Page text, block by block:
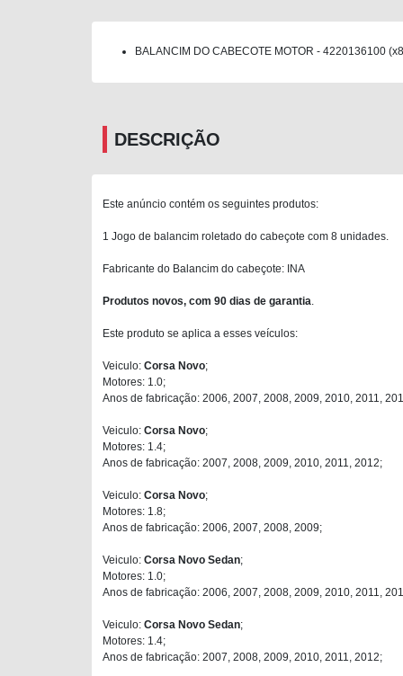
BALANCIM DO CABECOTE MOTOR - 4220136100
DESCRIÇÃO
Este anúncio contém os seguintes produtos:
1 Jogo de balancim roletado do cabeçote com 8 unidades.
Fabricante do Balancim do cabeçote: INA
Produtos novos, com 90 dias de garantia
Este produto se aplica a esses veículos:
Veiculo: Corsa Novo;
Motores: 1.0;
Anos de fabricação: 2006, 2007, 2008, 2009, 2010, 2011,
Veiculo: Corsa Novo;
Motores: 1.4;
Anos de fabricação: 2007, 2008, 2009, 2010, 2011, 2012;
Veiculo: Corsa Novo;
Motores: 1.8;
Anos de fabricação: 2006, 2007, 2008, 2009;
Veiculo: Corsa Novo Sedan;
Motores: 1.0;
Anos de fabricação: 2006, 2007, 2008, 2009, 2010, 2011,
Veiculo: Corsa Novo Sedan;
Motores: 1.4;
Anos de fabricação: 2007, 2008, 2009, 2010, 2011, 2012;